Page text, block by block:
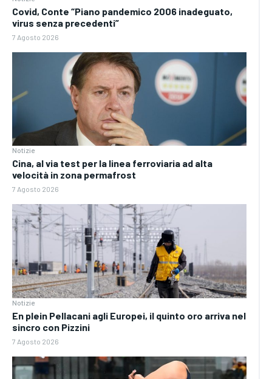
Covid, Conte “Piano pandemico 2006 inadeguato,
virus senza precedenti”
7 Agosto 2026
Notizie
Cina, al via test per la linea ferroviaria ad alta
velocità in zona permafrost
7 Agosto 2026
Notizie
En plein Pellacani agli Europei, il quinto oro arriva nel
sincro con Pizzini
7 Agosto 2026